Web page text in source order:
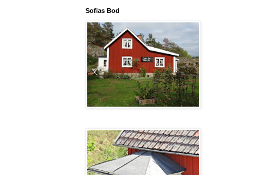
Sofias Bod